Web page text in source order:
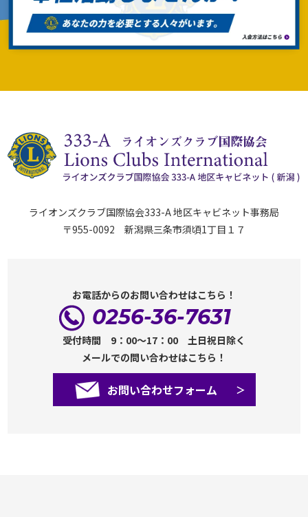
ライオンズクラブ国際協会333-A 地区キャビネット事務局
〒955-0092 新潟県三条市須頃1丁目１７
お電話からのお問い合わせはこちら！
0256-36-7631
受付時間 9：00～17：00 土日祝日除く
メールでの問い合わせはこちら！
お問い合わせフォーム